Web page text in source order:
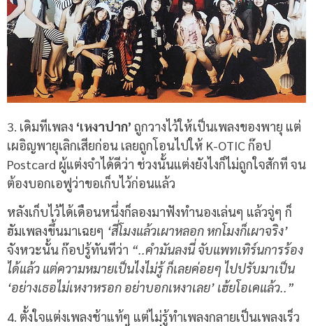
3. เดิมทีเพลง ‘เหงาปาก’ ถูกวางไว้ให้เป็นเพลงของพายุ แต่
เผอิญพายุเลิกเสียก่อน เลยถูกโอนไปให้ K-OTIC ก๊อป
Postcard ผู้แต่งจำได้ดีว่า ช่วงนั้นแต่งยังไงก็ไม่ถูกใจสักที จน
ต้องบอกเอฟูว่าขอเก็บไว้ก่อนแล้ว
หลังเก็บไว้ได้เดือนหนึ่งก็ลองมาฟังทำนองเล่นๆ แล้วจู่ๆ ก็
ฮัมเพลงขึ้นมาเฉยๆ ‘สี่โมงแล้วเผาหลอก หกโมงก็เผาจริง’
จังหวะนั้น ก๊อปรู้ทันทีว่า “..คำมันลงนี่ จับแพทเทิร์นการร้อง
ได้แล้ว แต่ความหมายเป็นไงไม่รู้ ก็เลยค่อยๆ ไปปรับมาเป็น
‘อย่างเธอไม่เหงาหรอก อย่าบอกเหงาเลย’ เฮ้ยโอเคแล้ว..”
4. ตั้งใจแต่งเพลงช้าแท้ๆ แต่ไม่รู้ทำเพลงกลายเป็นเพลงเร็ว